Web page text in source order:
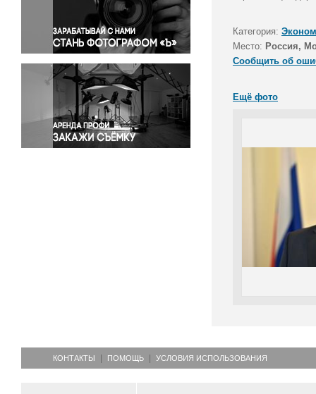
Правосудие
Происшествия и конфликты
Религия
Светская жизнь
Спорт
Экология
Экономика и бизнес
Категория:
Место: Россия,
Сообщить об
Ещё фото
КОНТАКТЫ ПОМОЩЬ УСЛОВИЯ ИСПОЛЬЗОВАНИЯ